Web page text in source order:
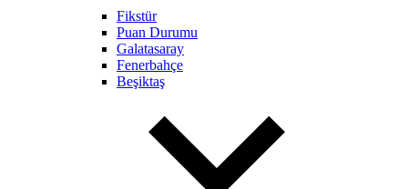
Fikstür
Puan Durumu
Galatasaray
Fenerbahçe
Beşiktaş